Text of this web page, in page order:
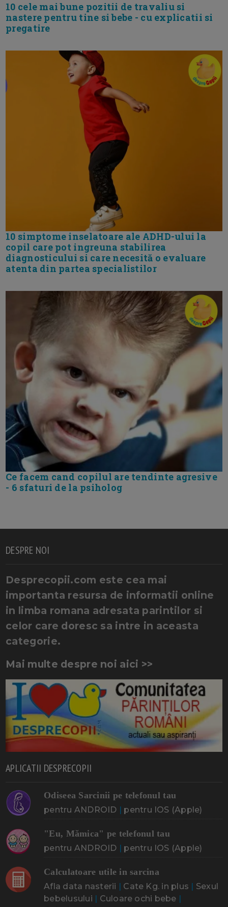
10 cele mai bune pozitii de travaliu si
nastere pentru tine si bebe - cu explicatii si
pregatire
10 simptome inselatoare ale ADHD-ului la
copil care pot ingreuna stabilirea
diagnosticului si care necesită o evaluare
atenta din partea specialistilor
Ce facem cand copilul are tendinte agresive
- 6 sfaturi de la psiholog
DESPRE NOI
Desprecopii.com este cea mai
importanta resursa de informatii online
in limba romana adresata parintilor si
celor care doresc sa intre in aceasta
categorie.
Mai multe despre noi aici >>
APLICATII DESPRECOPII
Odiseea Sarcinii pe telefonul tau
pentru ANDROID | pentru IOS (Apple)
"Eu, Mămica" pe telefonul tau
pentru ANDROID | pentru IOS (Apple)
Calculatoare utile in sarcina
Afla data nasterii | Cate Kg. in plus | Sexul
bebelusului | Culoare ochi bebe |